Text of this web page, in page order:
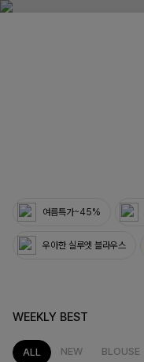
여름특가~45%
우아한 실루엣 블라우스
WEEKLY BEST
ALL NEW BLOUSE